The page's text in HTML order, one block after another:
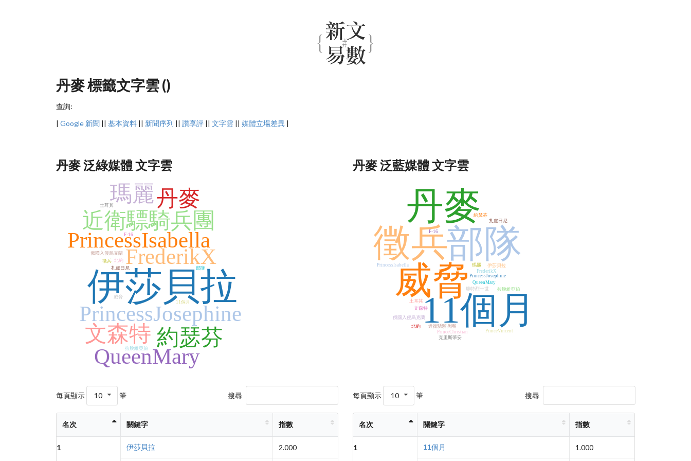
丹麥 標籤文字雲 ()
查詢:
| Google 新聞|| 基本資料|| 新聞序列 || 讚享評|| 文字雲|| 媒體立場差異|
丹麥 泛綠媒體 文字雲
伊莎貝拉
PrincessJosephine
PrincessIsabella
FrederikX
約瑟芬
近衛驃騎兵團
丹麥
文森特
QueenMary
瑪麗
扎盧日尼
俄國入侵烏克蘭
F-16
北約
土耳其
威脅
徵兵
11個月
部隊
拉脫維亞旅
每頁顯示 10 筆 搜尋
名次 關鍵字 指數
1 伊莎貝拉 2.000
丹麥 泛藍媒體 文字雲
11個月
部隊
威脅
徵兵
丹麥
拉脫維亞旅
北約
土耳其
F-16
俄國入侵烏克蘭
扎盧日尼
近衛驃騎兵團
文森特
PrinceChristian
克里斯蒂安
腓特烈十世
瑪麗
PrinceVincent
QueenMary
FrederikX
PrincessJosephine
PrincessIsabella
約瑟芬
伊莎貝拉
每頁顯示 10 筆 搜尋
名次 關鍵字 指數
1 11個月 1.000